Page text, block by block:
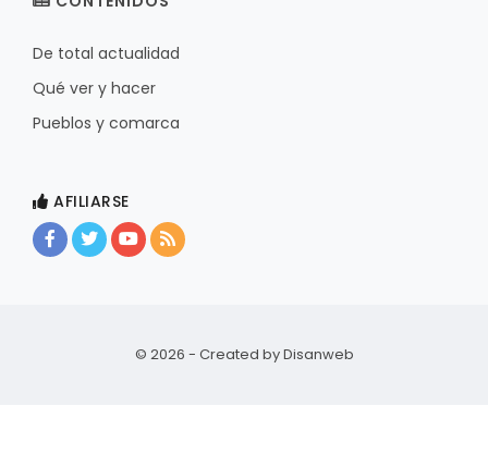
De total actualidad
Qué ver y hacer
Pueblos y comarca
AFILIARSE
© 2026 - Created byDisanweb